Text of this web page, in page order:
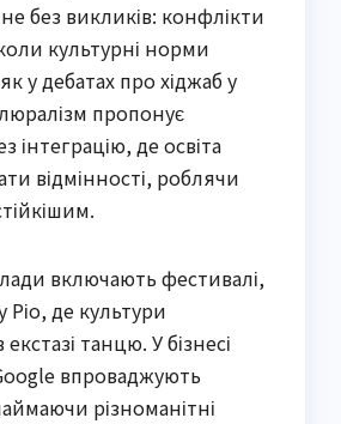
без викликів: конфлікти
культурні норми
у дебатах про хіджаб у
пропонує
інтеграцію, де освіта
відмінності, роблячи
включають фестивалі,
Ріо, де культури
танцю. У бізнесі
впроваджують
різноманітні